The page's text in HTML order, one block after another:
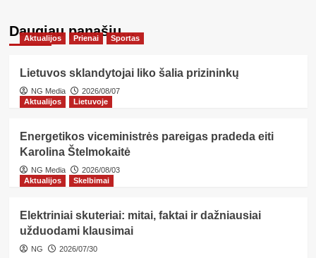
Daugiau panašių…
Aktualijos Prienai Sportas
Lietuvos sklandytojai liko šalia prizininkų
NG Media
2026/08/07
Aktualijos
Lietuvoje
Energetikos viceministrės pareigas pradeda eiti
Karolina Štelmokaitė
NG Media
2026/08/03
Aktualijos
Skelbimai
Elektriniai skuteriai: mitai, faktai ir dažniausiai
užduodami klausimai
NG 2026/07/30